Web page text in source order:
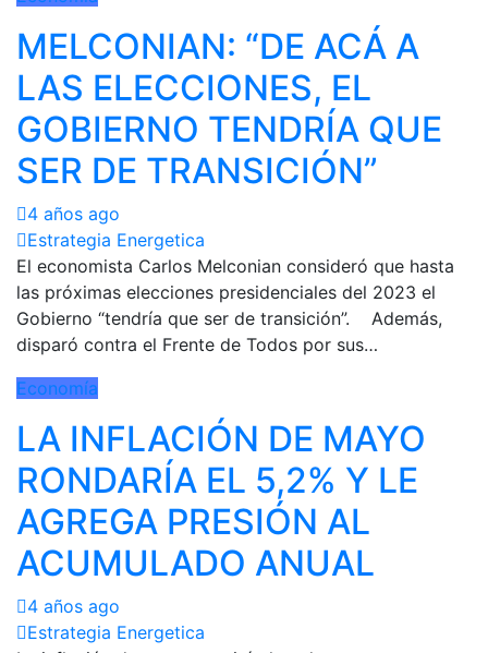
MELCONIAN: “DE ACÁ A
LAS ELECCIONES, EL
GOBIERNO TENDRÍA QUE
SER DE TRANSICIÓN”
4 años ago
Estrategia Energetica
El economista Carlos Melconian consideró que hasta
las próximas elecciones presidenciales del 2023 el
Gobierno “tendría que ser de transición”. Además,
disparó contra el Frente de Todos por sus…
Economía
LA INFLACIÓN DE MAYO
RONDARÍA EL 5,2% Y LE
AGREGA PRESIÓN AL
ACUMULADO ANUAL
4 años ago
Estrategia Energetica